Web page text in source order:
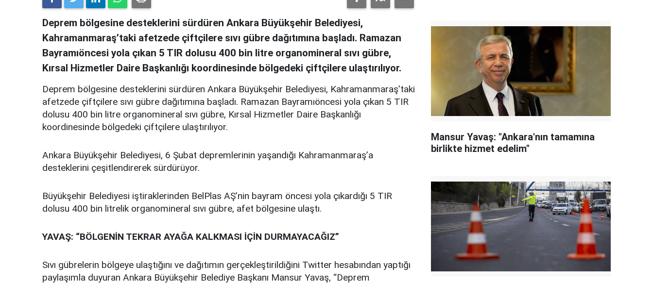
Deprem bölgesine desteklerini sürdüren Ankara Büyükşehir Belediyesi,
Kahramanmaraş’taki afetzede çiftçilere sıvı gübre dağıtımına başladı. Ramazan
Bayramıöncesi yola çıkan 5 TIR dolusu 400 bin litre organomineral sıvı gübre,
Kırsal Hizmetler Daire Başkanlığı koordinesinde bölgedeki çiftçilere ulaştırılıyor.
Deprem bölgesine desteklerini sürdüren Ankara Büyükşehir Belediyesi, Kahramanmaraş’taki
afetzede çiftçilere sıvı gübre dağıtımına başladı. Ramazan Bayramıöncesi yola çıkan 5 TIR
dolusu 400 bin litre organomineral sıvı gübre, Kırsal Hizmetler Daire Başkanlığı
koordinesinde bölgedeki çiftçilere ulaştırılıyor.
Ankara Büyükşehir Belediyesi, 6 Şubat depremlerinin yaşandığı Kahramanmaraş’a
desteklerini çeşitlendirerek sürdürüyor.
Büyükşehir Belediyesi iştiraklerinden BelPlas AŞ’nin bayram öncesi yola çıkardığı 5 TIR
dolusu 400 bin litrelik organomineral sıvı gübre, afet bölgesine ulaştı.
YAVAŞ: “BÖLGENİN TEKRAR AYAĞA KALKMASI İÇİN DURMAYACAĞIZ”
Sıvı gübrelerin bölgeye ulaştığını ve dağıtımın gerçekleştirildiğini Twitter hesabından yaptığı
paylaşımla duyuran Ankara Büyükşehir Belediye Başkanı Mansur Yavaş, “Deprem
Mansur Yavaş: "Ankara'nın tamamına
birlikte hizmet edelim"